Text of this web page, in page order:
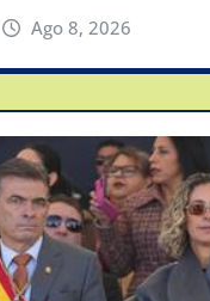
Ago 8, 2026